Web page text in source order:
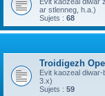
ar stlenneg, h.a.)
Sujets : 68
Troidigezh
Evit kaozeal
3.x)
Sujets : 59